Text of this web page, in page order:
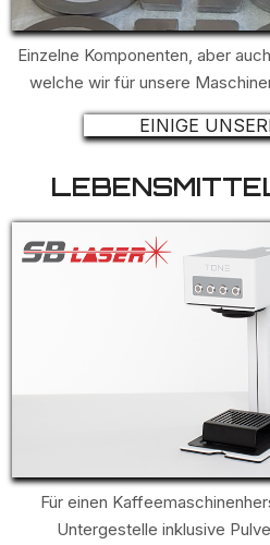
Einzelne Komponenten, aber
welche wir für unsere
EINIGE
Für einen
Untergestelle inklusive